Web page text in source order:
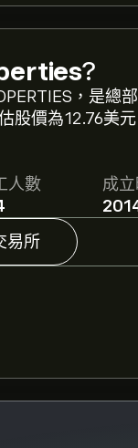
?
，是總
股價為12.76美
人數
成立
易所
為 ‎$‎22.04。註
美元
建議，整體共識